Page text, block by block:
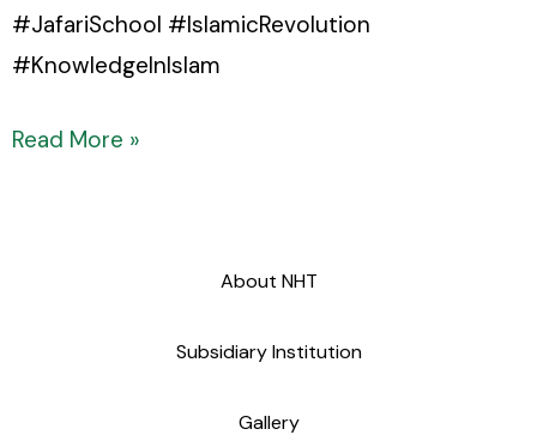
#JafariSchool #IslamicRevolution
#KnowledgeInIslam
Read More »
About NHT
Subsidiary Institution
Gallery